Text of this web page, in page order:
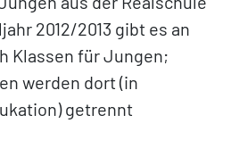
2012/2013 gibt es an
Klassen für Jungen;
werden dort (in
getrennt